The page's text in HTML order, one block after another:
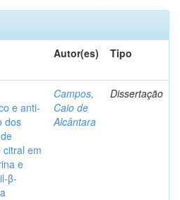
Autor(es) Tipo
e anti-
dos
citral em
e
β-
Campos,
Caio de
Alcântara
Dissertação